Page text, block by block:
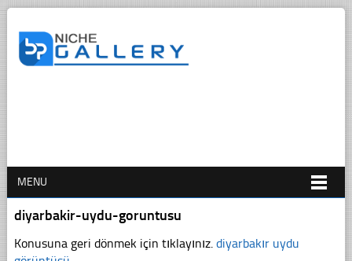
MENU
diyarbakir-uydu-goruntusu
Konusuna geri dönmek için tıklayınız. diyarbakır uydu